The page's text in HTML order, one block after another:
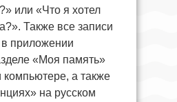
или «Что я хотел
Также все записи
в приложении
«Моя память»
а также
на русском